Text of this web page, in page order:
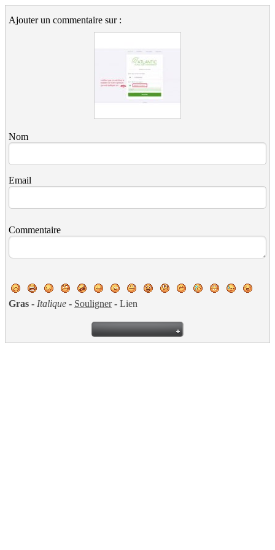
Ajouter un commentaire sur :
Nom
Email
Commentaire
Gras - Italique - Souligner- Lien